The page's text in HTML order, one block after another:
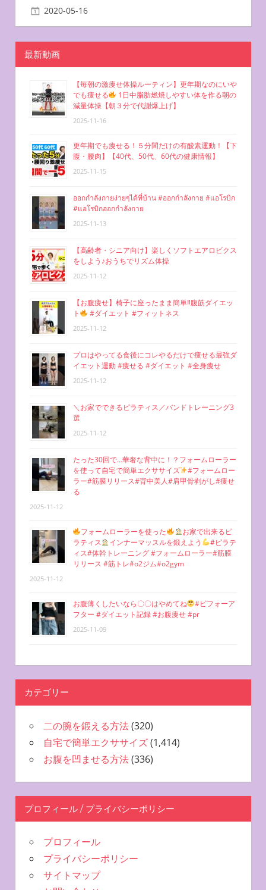
ゲ
ー
シ
ョ
ン
2020-05-16
最新動画
【毎朝の激痩せ体操ルーティン】更年期なのにいや
でも痩せる
1日中脂肪燃焼しやすい体を作る朝の
減量体操【朝３分で代謝爆上げ】
2025-11-16
更年期でも痩せる！５分間だけの有酸素運動！【下
腹・腰肉】【40代、50代、60代の健康情報】
2025-11-15
ออกกำลังกายง่ายๆได้ที่บ้าน #ออกกำลังกาย #แอโรบิก
#แอโรบิกออกกำลังกาย
2025-11-13
【高齢者・シニア向け】楽しくソフトエアロビクス
をしよう♪おうちでリズム体操
2025-11-12
【お腹痩せ】椅子に座ったまま簡単‼︎腹筋ダイエッ
ト
#ダイエット #フィットネス
2025-11-12
プロはやってる食後にコレやるだけで痩せる最強ダ
イエット運動 #痩せる #ダイエット #全身痩せ
2025-11-12
＼お家でできるピラティス／バンドトレーニング3
選
2025-11-12
たった30回で…華奢な背中に！？フォームローラー
を使って自宅で簡単エクササイズ
#フォームロー
ラー#筋膜リリース#背中美人#肩甲骨剥がし#痩せ
る
2025-11-12
フォームローラーを使った
お家で出来るピ
ラティス
インナーマッスルを鍛えよう
#ピラテ
ィス#体幹トレーニング #フォームローラー#筋膜
リリース #筋トレ#o2ジム#o2gym
2025-11-12
お腹薄くしたいなら〇〇はやめてね
#ビフォーア
フター #ダイエット記録 #お腹痩せ #pr
2025-11-09
カテゴリー
二の腕を鍛える方法(320)
自宅で簡単エクササイズ(1,414)
お腹を凹ませる方法(336)
プロフィール / プライバシーポリシー
プロフィール
プライバシーポリシー
サイトマップ